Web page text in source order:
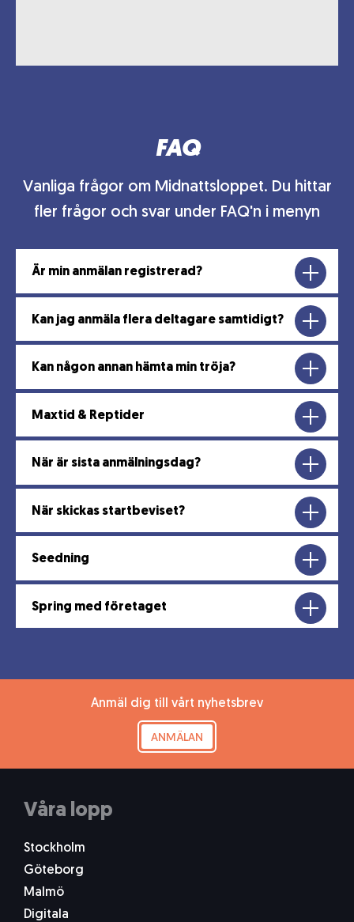
FAQ
Vanliga frågor om Midnattsloppet. Du hittar
fler frågor och svar under FAQ'n i menyn
Är min anmälan registrerad?
Kan jag anmäla flera deltagare samtidigt?
Kan någon annan hämta min tröja?
Maxtid & Reptider
När är sista anmälningsdag?
När skickas startbeviset?
Seedning
Spring med företaget
Anmäl dig till vårt nyhetsbrev
ANMÄLAN
Våra lopp
Stockholm
Göteborg
Malmö
Digitala